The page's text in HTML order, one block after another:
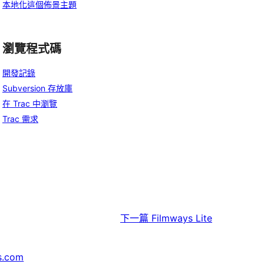
本地化這個佈景主題
瀏覽程式碼
開發記錄
Subversion 存放庫
在 Trac 中瀏覽
Trac 需求
下一篇 Filmways Lite